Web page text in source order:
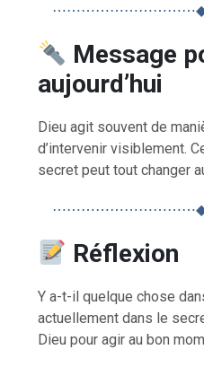
Message
aujourd’hui
Dieu agit souvent de
d’intervenir visiblement.
secret peut tout changer
Réflexion
Y a-t-il quelque chose
actuellement dans le
Dieu pour agir au bon